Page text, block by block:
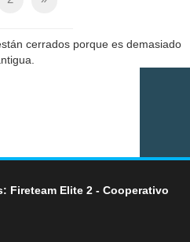
cerrados porque es demasiado
Fireteam Elite 2 - Cooperativo